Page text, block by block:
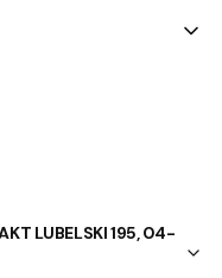
LUBELSKI 195, 04-